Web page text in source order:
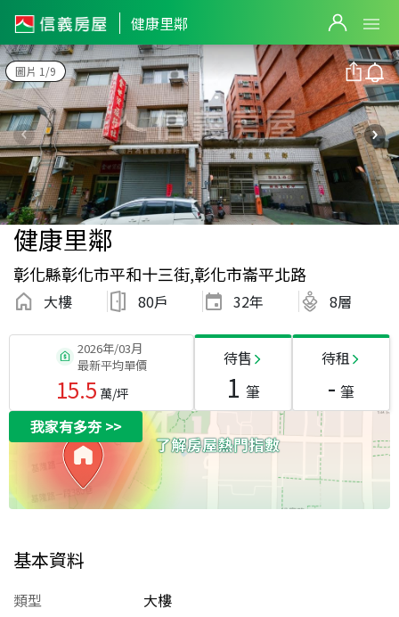
健康里鄰
圖片 1/9
健康里鄰
彰化縣彰化市平和十三街,彰化市崙平北路
大樓 80戶 32年 8層
2026年/03月
最新平均單價
15.5 萬/坪
待售
1 筆
待租
- 筆
我家有多夯>>
基本資料
類型
大樓